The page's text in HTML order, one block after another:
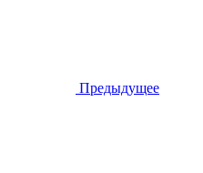
Предыдущее